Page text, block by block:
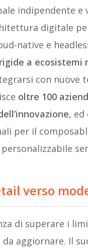
indipendente
digitale
native e
a ecosistemi
con nuove
oltre 100
, ed
per il
verso
di superare i
aggiornare. Il